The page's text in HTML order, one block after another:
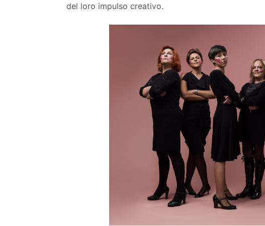
del loro impulso creativo.